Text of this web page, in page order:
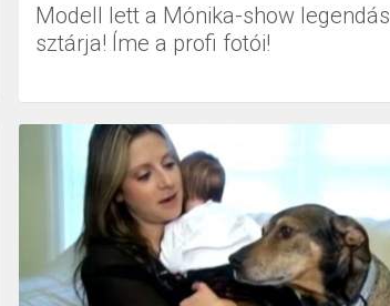
Modell lett a Mónika-show legendás
sztárja! Íme a profi fotói!